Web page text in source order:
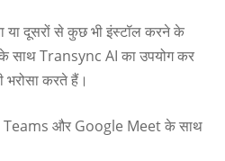
या दूसरों से कुछ भी इंस्टॉल करने के
के साथ Transync AI का उपयोग कर
करते हैं।
और Google Meet के साथ